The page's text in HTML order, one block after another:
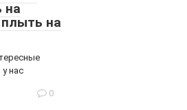
на
плыть на
нас
0